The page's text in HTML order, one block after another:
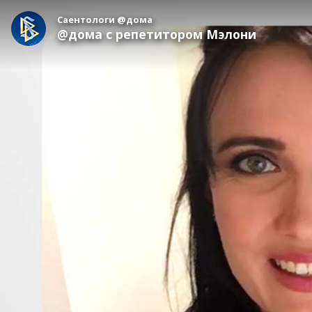
Саентологи @дома
@дома с репетитором Мэлони